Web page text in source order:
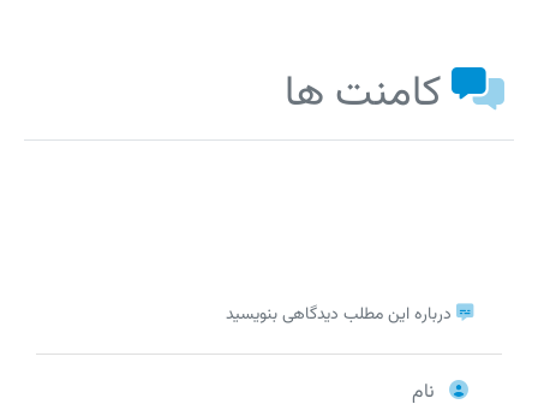
کامنت ها
درباره این مطلب دیدگاهی بنویسید
نام